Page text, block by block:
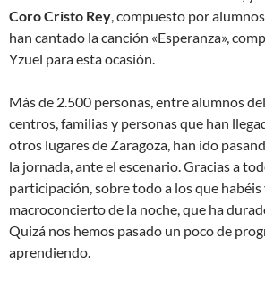
Coro Cristo Rey , compuesto por
han cantado la canción «Esperanza»,
Yzuel para esta ocasión.
Más de 2.500 personas, entre alumnos
centros, familias y personas que han
otros lugares de Zaragoza, han ido
la jornada, ante el escenario. Gracias a
participación, sobre todo a los que habéis
macroconcierto de la noche, que ha
Quizá nos hemos pasado un poco de
aprendiendo.